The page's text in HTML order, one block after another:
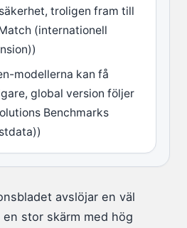
troligen fram till
(internationell
modellerna kan få
global version följer
Benchmarks
avslöjar en väl
stor skärm med hög